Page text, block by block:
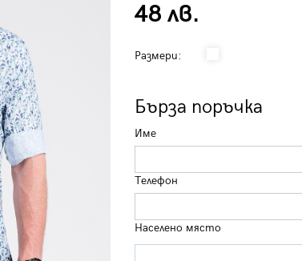
48 лв.
Размери:
Бърза поръчка
Име
Телефон
Населено място